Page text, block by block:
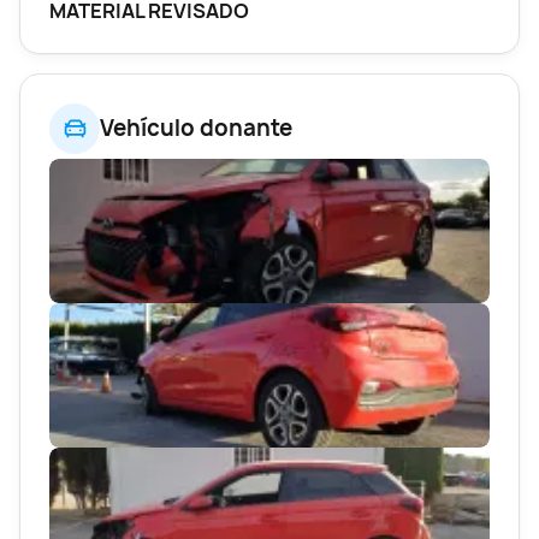
Vehículo donante
MATERIAL REVISADO